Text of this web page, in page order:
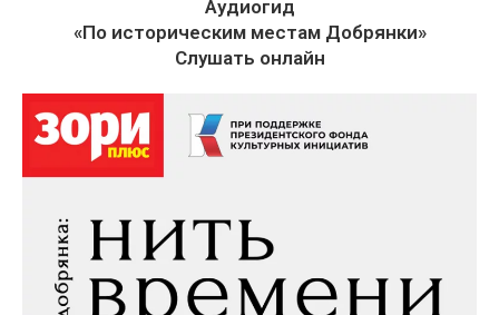
Аудиогид
«По историческим местам Добрянки»
Слушать онлайн